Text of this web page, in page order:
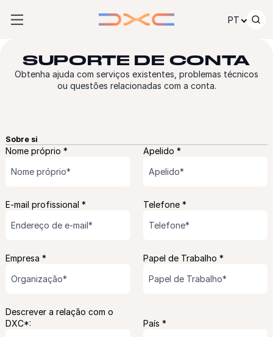
PT
SUPORTE DE CONTA
Obtenha ajuda com serviços existentes, problemas técnicos
ou questões relacionadas com a conta.
Sobre si
Nome próprio * Apelido *
E-mail profissional * Telefone *
Empresa * Papel de Trabalho *
Descrever a relação com o
DXC*:
País *